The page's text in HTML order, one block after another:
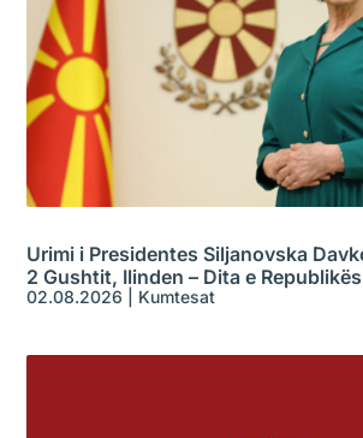
Urimi i Presidentes Siljanovska
2 Gushtit, Ilinden – Dita e Republikës
02.08.2026 Kumtesat